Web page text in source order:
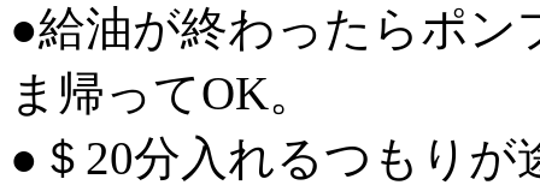
●給油が終わったらポン
ま帰ってOK。
●＄20分入れるつもり